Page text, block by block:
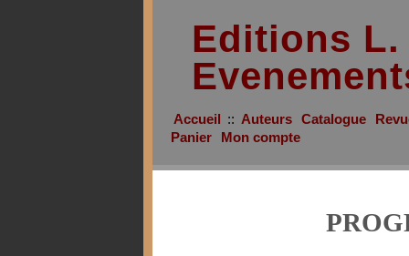
Editions
Accueil :: Auteurs Catalogue
Panier
Mon compte